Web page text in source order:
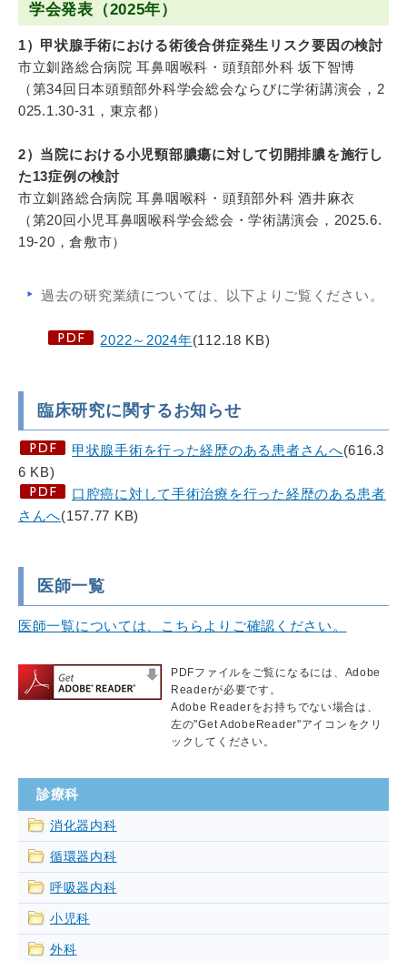
学会発表（2025年）
1）甲状腺手術における術後合併症発生リスク要因の検討
市立釧路総合病院 耳鼻咽喉科・頭頚部外科 坂下智博
（第34回日本頭頸部外科学会総会ならびに学術講演会，2
025.1.30-31，東京都）
2）当院における小児頸部膿瘍に対して切開排膿を施行し
た13症例の検討
市立釧路総合病院 耳鼻咽喉科・頭頚部外科 酒井麻衣
（第20回小児耳鼻咽喉科学会総会・学術講演会，2025.6.
19-20，倉敷市）
過去の研究業績については、以下よりご覧ください。
2022～2024年(112.18 KB)
臨床研究に関するお知らせ
甲状腺手術を行った経歴のある患者さんへ(616.3
6 KB)
⼝腔癌に対して⼿術治療を⾏った経歴のある患者
さんへ(157.77 KB)
医師一覧
医師一覧については、こちらよりご確認ください。
PDFファイルをご覧になるには、Adobe
Readerが必要です。
Adobe Readerをお持ちでない場合は、
左の"Get AdobeReader"アイコンをクリ
ックしてください。
診療科
消化器内科
循環器内科
呼吸器内科
小児科
外科